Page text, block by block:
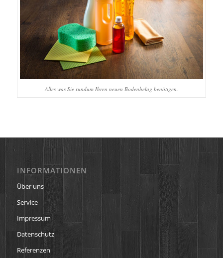
Alles was Sie rundum Ihren neuen Bodenbelag benötigen.
INFORMATIONEN
Über uns
Service
Impressum
Datenschutz
Referenzen